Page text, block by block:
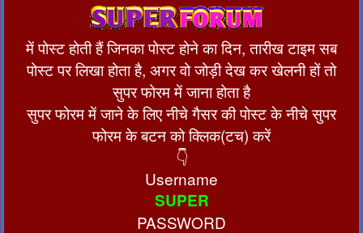
में पोस्ट होती हैं जिनका पोस्ट होने का दिन, तारीख टाइम सब
पोस्ट पर लिखा होता है, अगर वो जोड़ी देख कर खेलनी हों तो
सुपर फोरम में जाना होता है
सुपर फोरम में जाने के लिए नीचे गैसर की पोस्ट के नीचे सुपर
फोरम के बटन को क्लिक(टच) करें
👇
Username
SUPER
PASSWORD